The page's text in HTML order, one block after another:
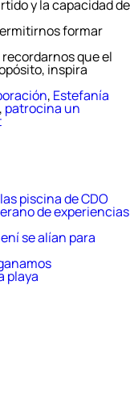
y la capacidad de
formar
que el
inspira
, Estefanía
, patrocina un
on
Patrocina
un
para
el
talento
piscina de CDO
de experiencias
se alían para
playa